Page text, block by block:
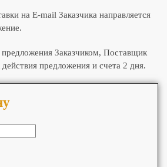
на E-mail Заказчика направляется
предложения Заказчиком, Поставщик
предложения и счета 2 дня.